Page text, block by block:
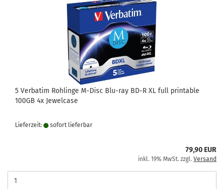
5 Verbatim Rohlinge M-Disc Blu-ray BD-R XL full printable
100GB 4x Jewelcase
Lieferzeit: sofort lie­fer­bar
79,90 EUR
inkl. 19% MwSt. zzgl. Versand